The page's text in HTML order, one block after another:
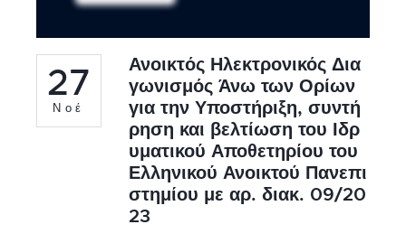
27
Νοέ
Ανοικτός Ηλεκτρονικός Δια
γωνισμός Άνω των Ορίων
για την Υποστήριξη, συντή
ρηση και βελτίωση του Ιδρ
υματικού Αποθετηρίου του
Ελληνικού Ανοικτού Πανεπι
στημίου με αρ. διακ. 09/20
23